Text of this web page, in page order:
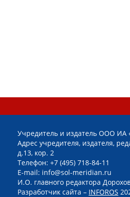
Учредитель и издатель ООО ИА
Адрес учредителя, издателя,
д.13, кор. 2
Телефон: +7 (495) 718-84-11
E-mail: info@sol-meridian.ru
И.О. главного редактора
Разработчик сайта – INFOROS